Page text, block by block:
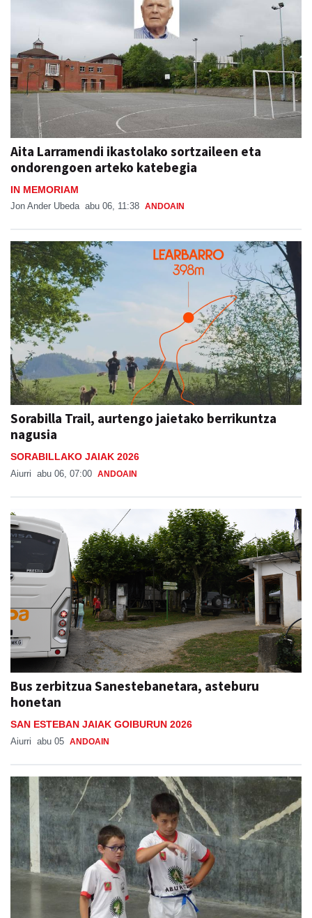
Aita Larramendi ikastolako sortzaileen eta
ondorengoen arteko katebegia
IN MEMORIAM
Jon Ander Ubeda abu 06, 11:38 ANDOAIN
Sorabilla Trail, aurtengo jaietako berrikuntza
nagusia
SORABILLAKO JAIAK 2026
Aiurri abu 06, 07:00 ANDOAIN
Bus zerbitzua Sanestebanetara, asteburu
honetan
SAN ESTEBAN JAIAK GOIBURUN 2026
Aiurri abu 05 ANDOAIN